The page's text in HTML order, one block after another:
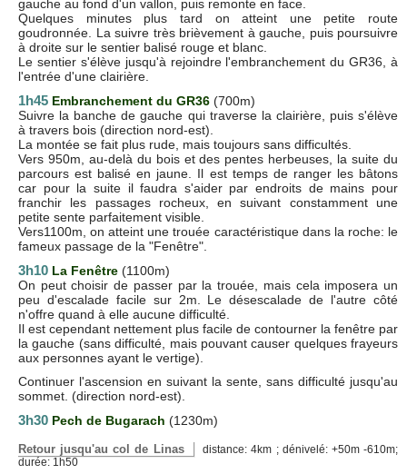
gauche au fond d'un vallon, puis remonte en face.
Quelques minutes plus tard on atteint une petite route
goudronnée. La suivre très brièvement à gauche, puis poursuivre
à droite sur le sentier balisé rouge et blanc.
Le sentier s'élève jusqu'à rejoindre l'embranchement du GR36, à
l'entrée d'une clairière.
1h45 Embranchement du GR36 (700m)
Suivre la banche de gauche qui traverse la clairière, puis s'élève
à travers bois (direction nord-est).
La montée se fait plus rude, mais toujours sans difficultés.
Vers 950m, au-delà du bois et des pentes herbeuses, la suite du
parcours est balisé en jaune. Il est temps de ranger les bâtons
car pour la suite il faudra s'aider par endroits de mains pour
franchir les passages rocheux, en suivant constamment une
petite sente parfaitement visible.
Vers1100m, on atteint une trouée caractéristique dans la roche: le
fameux passage de la "Fenêtre".
3h10 La Fenêtre (1100m)
On peut choisir de passer par la trouée, mais cela imposera un
peu d'escalade facile sur 2m. Le désescalade de l'autre côté
n'offre quand à elle aucune difficulté.
Il est cependant nettement plus facile de contourner la fenêtre par
la gauche (sans difficulté, mais pouvant causer quelques frayeurs
aux personnes ayant le vertige).
Continuer l'ascension en suivant la sente, sans difficulté jusqu'au
sommet. (direction nord-est).
3h30 Pech de Bugarach (1230m)
Retour jusqu'au col de Linas
distance: 4km ; dénivelé: +50m -610m;
durée: 1h50